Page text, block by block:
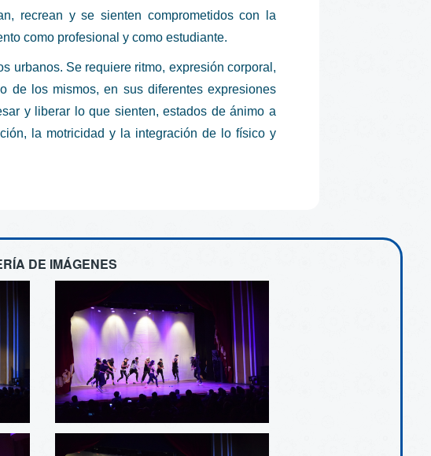
recrean y se sienten comprometidos con la
como profesional y como estudiante.
urbanos. Se requiere ritmo, expresión corporal,
de los mismos, en sus diferentes expresiones
y liberar lo que sienten, estados de ánimo a
la motricidad y la integración de lo físico y
DE IMÁGENES